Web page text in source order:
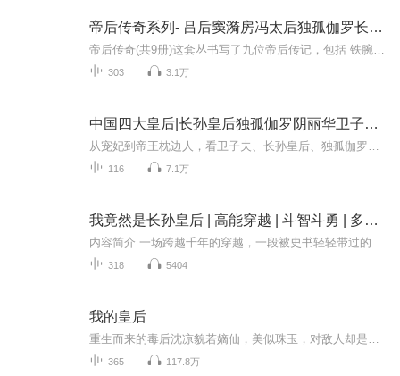
帝后传奇系列- 吕后窦漪房冯太后独孤伽罗长孙皇后武则天孝庄慈禧| 古代皇后传奇
303 3.1万
中国四大皇后|长孙皇后独孤伽罗阴丽华卫子夫|大女主的宫廷智慧，一部听得上瘾的后宫史诗
116 7.1万
我竟然是长孙皇后 | 高能穿越 | 斗智斗勇 | 多人有声剧
318 5404
我的皇后
365 117.8万